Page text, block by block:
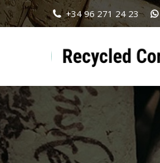
+34 96 271 24 23